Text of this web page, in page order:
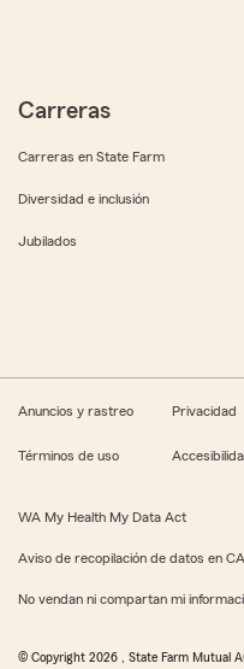
Carreras
Carreras en State Farm
Diversidad e inclusión
Jubilados
Anuncios y rastreo Privacidad
Términos de uso
WA My Health My Data Act
Aviso de recopilación de datos en CA
No vendan ni compartan mi
© Copyright 2026 , State Farm Mutual